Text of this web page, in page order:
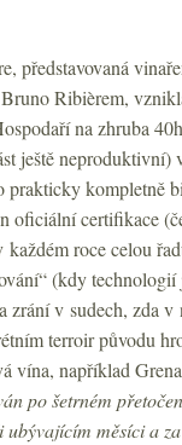
představovaná
Ribièrem,
na zhruba
ještě neproduktivní)
prakticky kompletně
oficiální certifikace
roce celou
(kdy technologií
zrání v sudech, zda
terroir původu
vína, například
po šetrném
měsíci a